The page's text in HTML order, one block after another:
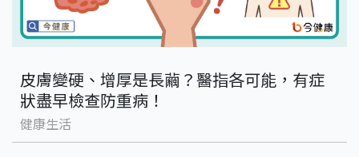
皮膚變硬、增厚是長繭？醫指各可能，有症
狀盡早檢查防重病！
健康生活